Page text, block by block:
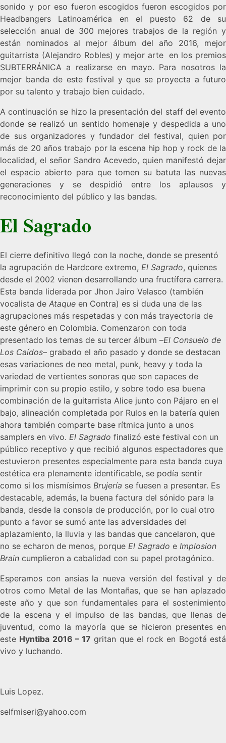
sonido y por eso fueron escogidos fueron escogidos por
Headbangers Latinoamérica en el puesto 62 de su
selección anual de 300 mejores trabajos de la región y
están nominados al mejor álbum del año 2016, mejor
guitarrista (Alejandro Robles) y mejor arte en los premios
SUBTERRÁNICA a realizarse en mayo. Para nosotros la
mejor banda de este festival y que se proyecta a futuro
por su talento y trabajo bien cuidado.
A continuación se hizo la presentación del staff del evento
donde se realizó un sentido homenaje y despedida a uno
de sus organizadores y fundador del festival, quien por
más de 20 años trabajo por la escena hip hop y rock de la
localidad, el señor Sandro Acevedo, quien manifestó dejar
el espacio abierto para que tomen su batuta las nuevas
generaciones y se despidió entre los aplausos y
reconocimiento del público y las bandas.
El Sagrado
El cierre definitivo llegó con la noche, donde se presentó
la agrupación de Hardcore extremo, El Sagrado, quienes
desde el 2002 vienen desarrollando una fructífera carrera.
Esta banda liderada por Jhon Jairo Velasco (también
vocalista de Ataque en Contra) es si duda una de las
agrupaciones más respetadas y con más trayectoria de
este género en Colombia. Comenzaron con toda
presentado los temas de su tercer álbum –El Consuelo de
Los Caídos– grabado el año pasado y donde se destacan
esas variaciones de neo metal, punk, heavy y toda la
variedad de vertientes sonoras que son capaces de
imprimir con su propio estilo, y sobre todo esa buena
combinación de la guitarrista Alice junto con Pájaro en el
bajo, alineación completada por Rulos en la batería quien
ahora también comparte base rítmica junto a unos
samplers en vivo. El Sagrado finalizó este festival con un
público receptivo y que recibió algunos espectadores que
estuvieron presentes especialmente para esta banda cuya
estética era plenamente identificable, se podía sentir
como si los mismísimos Brujería se fuesen a presentar. Es
destacable, además, la buena factura del sónido para la
banda, desde la consola de producción, por lo cual otro
punto a favor se sumó ante las adversidades del
aplazamiento, la lluvia y las bandas que cancelaron, que
no se echaron de menos, porque El Sagrado e Implosion
Brain cumplieron a cabalidad con su papel protagónico.
Esperamos con ansias la nueva versión del festival y de
otros como Metal de las Montañas, que se han aplazado
este año y que son fundamentales para el sostenimiento
de la escena y el impulso de las bandas, que llenas de
juventud, como la mayoría que se hicieron presentes en
este Hyntiba 2016 – 17 gritan que el rock en Bogotá está
vivo y luchando.
Luis Lopez.
selfmiseri@yahoo.com